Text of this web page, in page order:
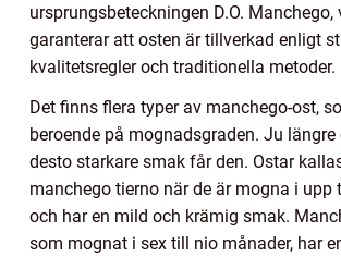
ursprungsbeteckningen D.O. Manchego,
garanterar att osten är tillverkad enligt
kvalitetsregler och traditionella metoder.
Det finns flera typer av manchego-ost,
beroende på mognadsgraden. Ju längre
desto starkare smak får den. Ostar
manchego tierno när de är mogna i upp
och har en mild och krämig smak.
som mognat i sex till nio månader, har